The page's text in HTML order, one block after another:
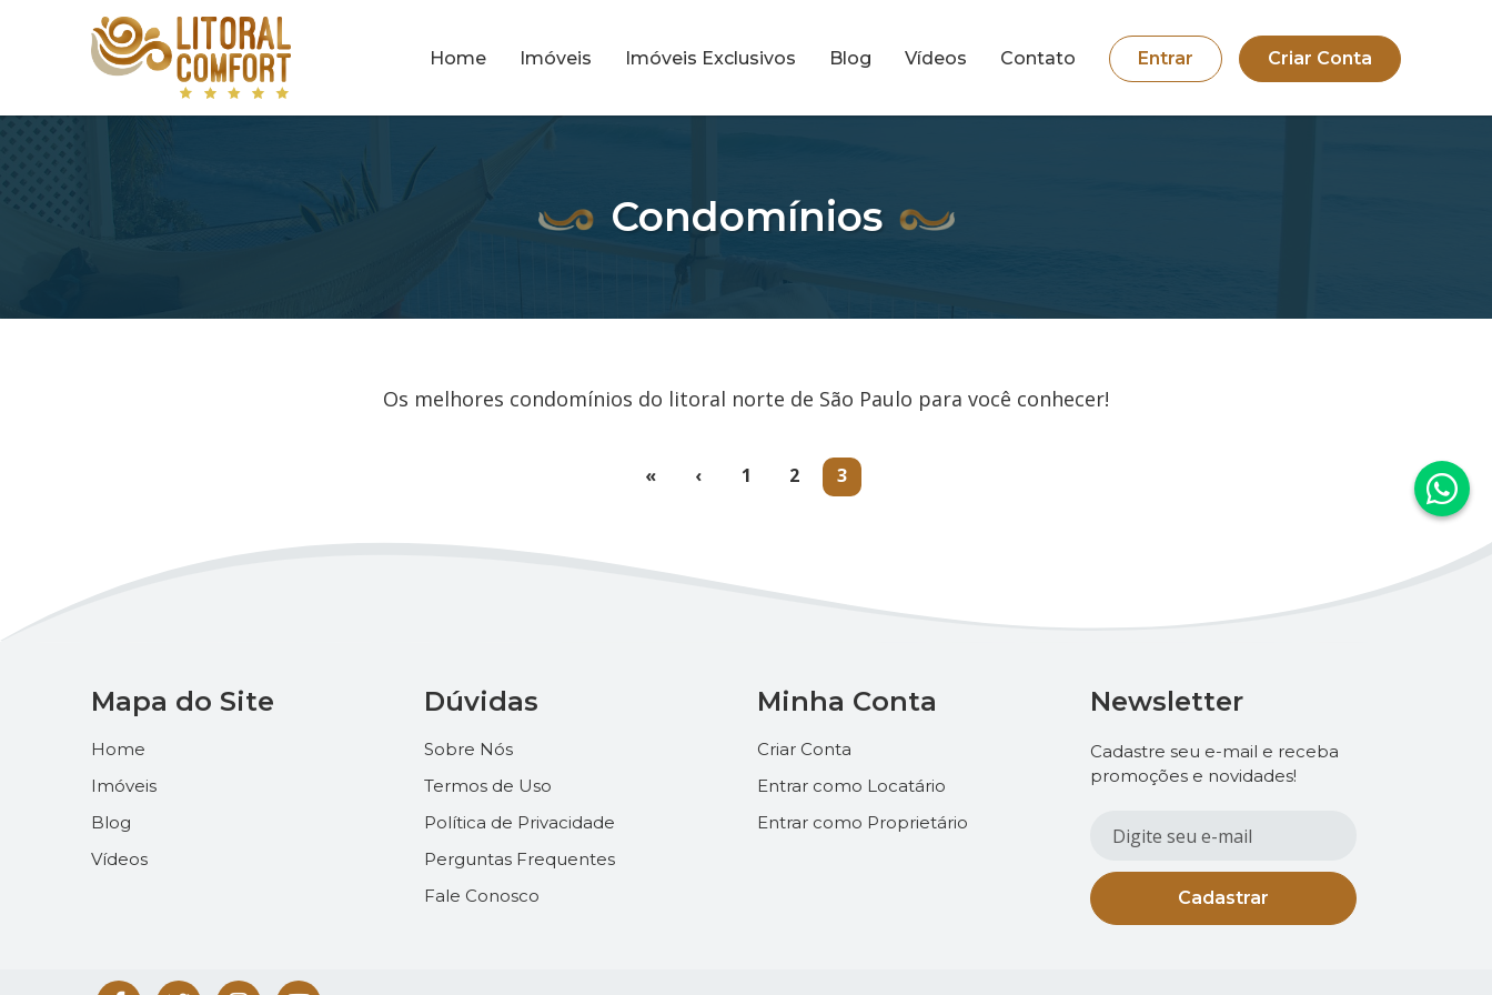
Home Imóveis Imóveis Exclusivos Blog Vídeos Contato Entrar Criar Conta
Condomínios
Os melhores condomínios do litoral norte de São Paulo para você conhecer!
« ‹ 1 2 3(current)
Mapa do Site
Home
Imóveis
Blog
Vídeos
Dúvidas
Sobre Nós
Termos de Uso
Política de Privacidade
Perguntas Frequentes
Fale Conosco
Minha Conta
Criar Conta
Entrar como Locatário
Entrar como Proprietário
Newsletter
Cadastre seu e-mail e receba
promoções e novidades!
Cadastrar